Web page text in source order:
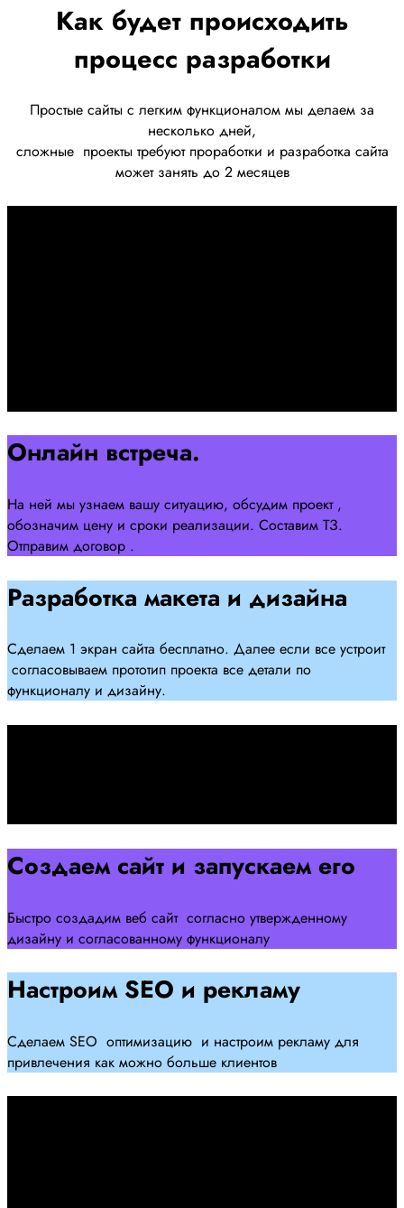
Как будет происходить
процесс разработки
Простые сайты с легким функционалом мы делаем за
несколько дней,
сложные проекты требуют проработки и разработка сайта
может занять до 2 месяцев
Онлайн встреча.
На ней мы узнаем вашу ситуацию, обсудим проект ,
обозначим цену и сроки реализации. Составим ТЗ.
Отправим договор .
Разработка макета и дизайна
Сделаем 1 экран сайта бесплатно. Далее если все устроит
согласовываем прототип проекта все детали по
функционалу и дизайну.
Создаем сайт и запускаем его
Быстро создадим веб сайт согласно утвержденному
дизайну и согласованному функционалу
Настроим SEO и рекламу
Сделаем SEO оптимизацию и настроим рекламу для
привлечения как можно больше клиентов